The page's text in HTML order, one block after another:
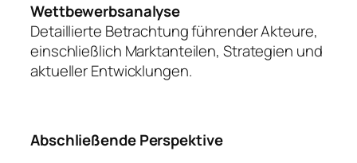
Wettbewerbsanalyse
Detaillierte Betrachtung führender Akteure,
einschließlich Marktanteilen, Strategien und
aktueller Entwicklungen.
Abschließende Perspektive